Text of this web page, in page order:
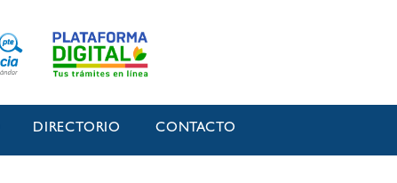
DIRECTORIO CONTACTO